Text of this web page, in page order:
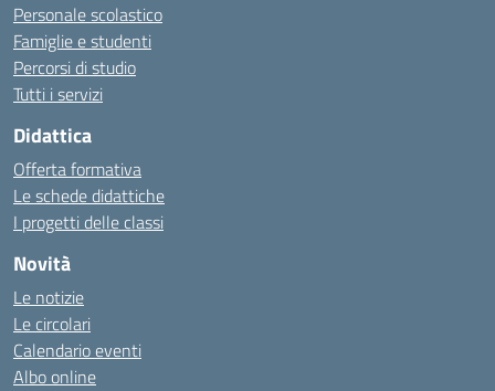
Personale scolastico
Famiglie e studenti
Percorsi di studio
Tutti i servizi
Didattica
Offerta formativa
Le schede didattiche
I progetti delle classi
Novità
Le notizie
Le circolari
Calendario eventi
Albo online